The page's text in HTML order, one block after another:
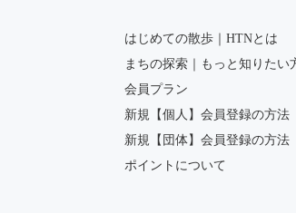
はじめての散歩｜HTNとは
まちの探索｜もっと知りたい
会員プラン
新規【個人】会員登録の方法
新規【団体】会員登録の方法
ポイントについて